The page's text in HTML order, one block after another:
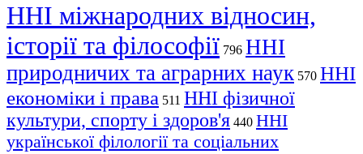
ННІ міжнародних відносин,
історії та філософії 796 ННІ
природничих та аграрних наук 570 ННІ
економіки і права 511 ННІ фізичної
культури, спорту і здоров'я 440 ННІ
української філології та соціальних